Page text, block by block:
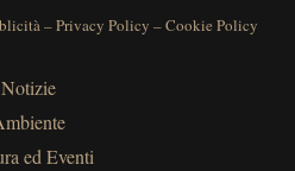
–Privacy Policy –Cookie Policy
Notizie
ed Eventi